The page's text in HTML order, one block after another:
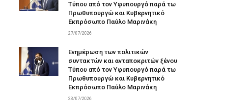
Τύπου από τον Υφυπουργό παρά τω
Πρωθυπουργώ και Κυβερνητικό
Εκπρόσωπο Παύλο Μαρινάκη
27/07/2026
Ενημέρωση των πολιτικών
συντακτών και ανταποκριτών ξένου
Τύπου από τον Υφυπουργό παρά τω
Πρωθυπουργώ και Κυβερνητικό
Εκπρόσωπο Παύλο Μαρινάκη
23/07/2026